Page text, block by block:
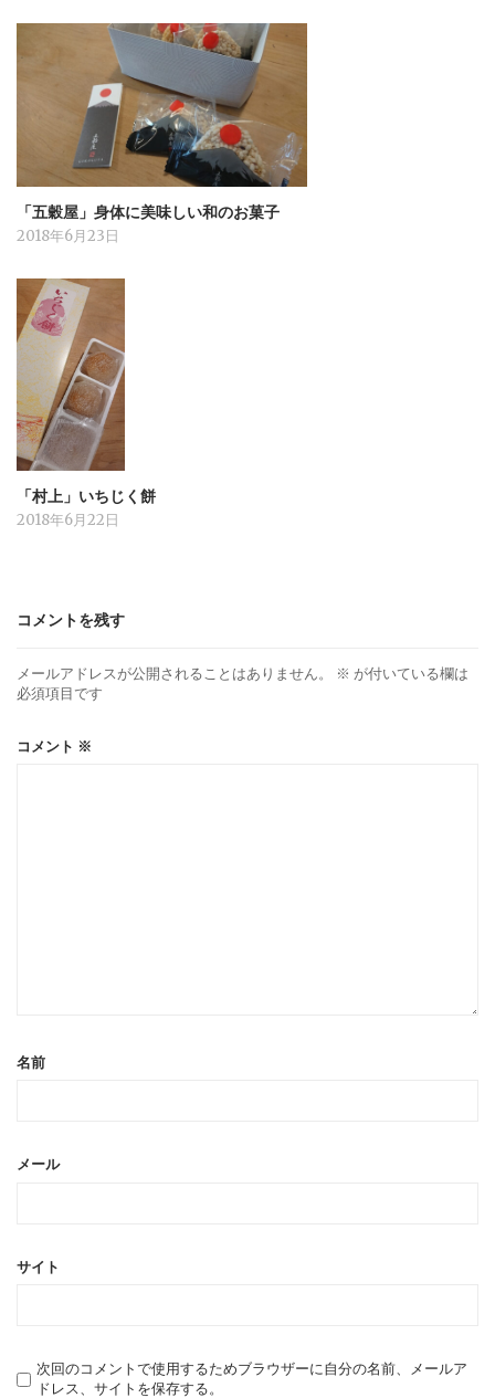
「五穀屋」身体に美味しい和のお菓子
2018年6月23日
「村上」いちじく餅
2018年6月22日
コメントを残す
メールアドレスが公開されることはありません。 ※ が付いている欄は
必須項目です
コメント ※
名前
メール
サイト
次回のコメントで使用するためブラウザーに自分の名前、メールア
ドレス、サイトを保存する。